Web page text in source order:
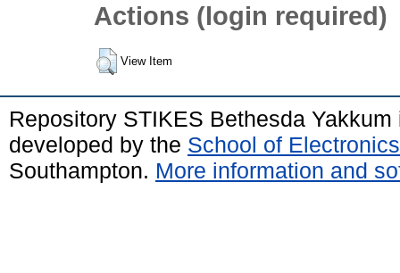
Actions (login required)
View Item
Repository STIKES Bethesda
developed by the School of
Southampton. More information and